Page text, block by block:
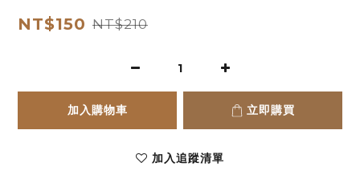
NT$150 NT$210
加入購物車 立即購買
加入追蹤清單